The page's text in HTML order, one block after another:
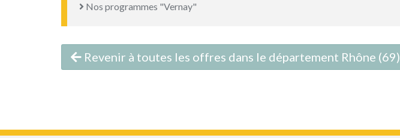
Nos programmes "Vernay"
Revenir à toutes les offres dans le département Rhône (69)